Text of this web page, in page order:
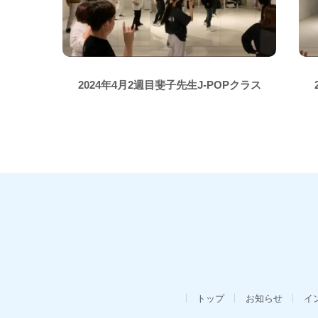
2024年4月2週目斐子先生J-POPクラス
トップ お知らせ イ